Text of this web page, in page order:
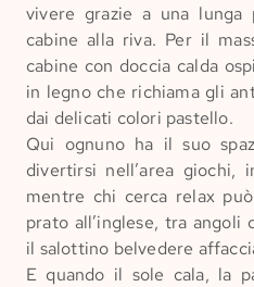
vivere grazie a una lunga
cabine alla riva. Per il
cabine con doccia calda
in legno che richiama gli
dai delicati colori pastello.
Qui ognuno ha il suo
divertirsi nell’area giochi,
mentre chi cerca relax
prato all’inglese, tra angoli
il salottino belvedere
E quando il sole cala, la